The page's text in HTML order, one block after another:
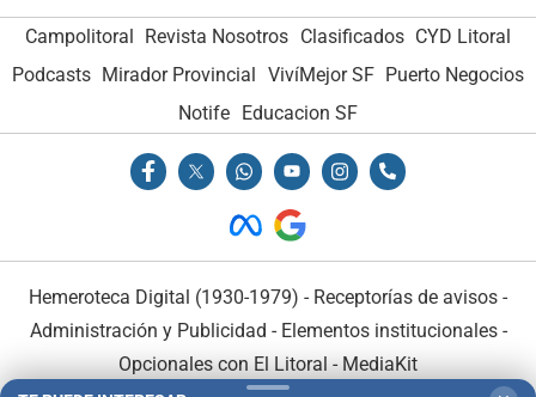
Campolitoral Revista Nosotros Clasificados CYD Litoral
Podcasts Mirador Provincial VivíMejor SF Puerto Negocios
Notife
Educacion SF
Hemeroteca Digital (1930-1979) - Receptorías de avisos -
Administración y Publicidad - Elementos institucionales-
Opcionales con El Litoral - MediaKit